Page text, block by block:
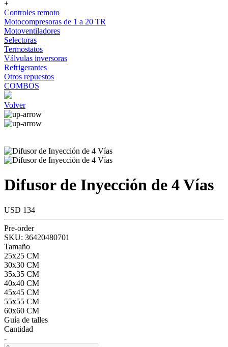
+
Controles remoto
Motocompresoras de 1 a 20 TR
Motoventiladores
Selectoras
Termostatos
Válvulas inversoras
Refrigerantes
Otros repuestos
COMBOS
Volver
Difusor de Inyección de 4 Vías
USD 134
Pre-order
SKU: 36420480701
Tamaño
25x25 CM
30x30 CM
35x35 CM
40x40 CM
45x45 CM
55x55 CM
60x60 CM
Guía de talles
Cantidad
-